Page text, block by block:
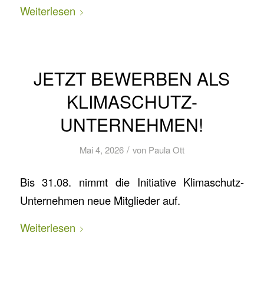
Weiterlesen
JETZT BEWERBEN ALS
KLIMASCHUTZ-
UNTERNEHMEN!
Mai 4, 2026 / von Paula Ott
Bis 31.08. nimmt die Initiative Klimaschutz-
Unternehmen neue Mitglieder auf.
Weiterlesen